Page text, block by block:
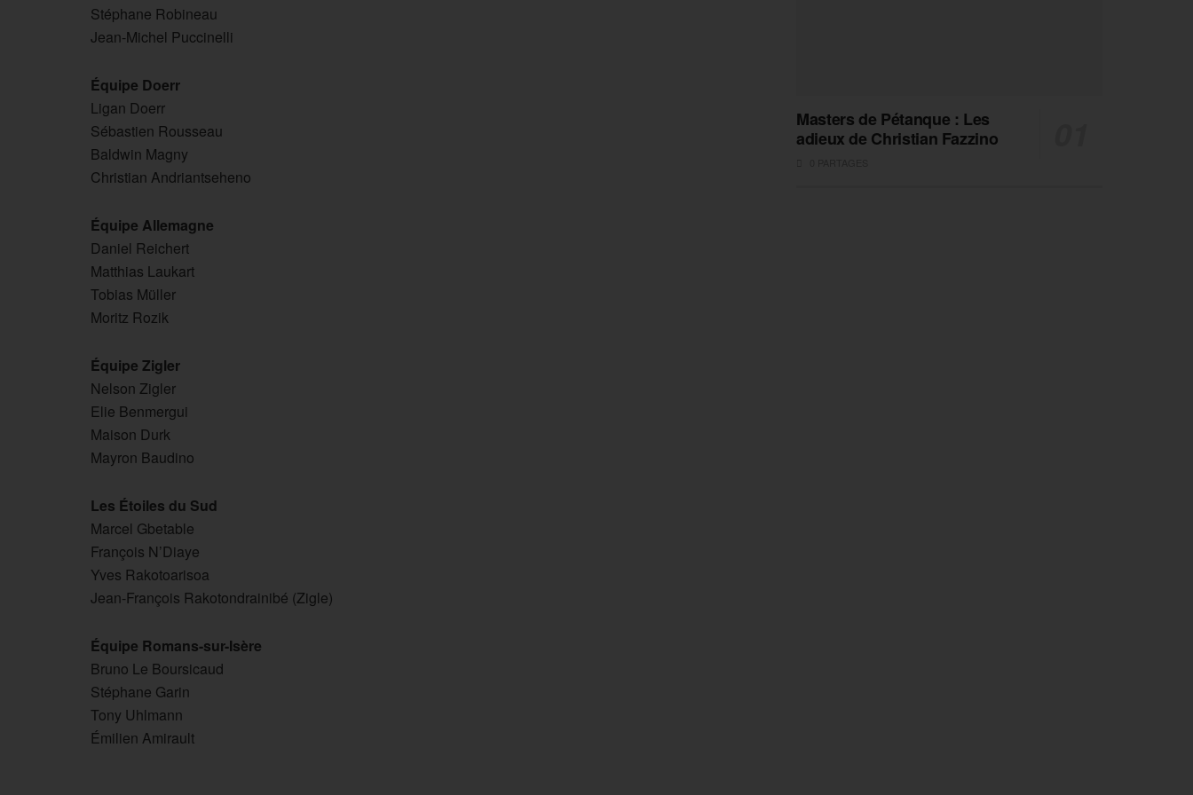
Stéphane Robineau
Jean-Michel Puccinelli
Équipe Doerr
Ligan Doerr
Sébastien Rousseau
Baldwin Magny
Christian Andriantseheno
Équipe Allemagne
Daniel Reichert
Matthias Laukart
Tobias Müller
Moritz Rozik
Équipe Zigler
Nelson Zigler
Elie Benmergui
Maison Durk
Mayron Baudino
Les Étoiles du Sud
Marcel Gbetable
François N’Diaye
Yves Rakotoarisoa
Jean-François Rakotondrainibé (Zigle)
Équipe Romans-sur-Isère
Bruno Le Boursicaud
Stéphane Garin
Tony Uhlmann
Émilien Amirault
Masters de Pétanque : Les
adieux de Christian Fazzino